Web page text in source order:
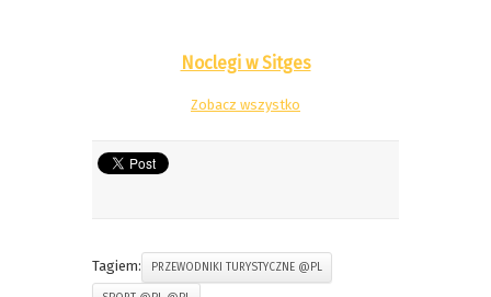
Noclegi w Sitges
Zobacz wszystko
Tagiem: PRZEWODNIKI TURYSTYCZNE @PL